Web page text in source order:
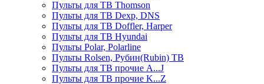
Пульты для ТВ Thomson
Пульты для ТВ Dexp, DNS
Пульты для ТВ Doffler, Harper
Пульты для ТВ Hyundai
Пульты Polar, Polarline
Пульты Rolsen, Рубин(Rubin) ТВ
Пульты для ТВ прочие A...J
Пульты для ТВ прочие K...Z